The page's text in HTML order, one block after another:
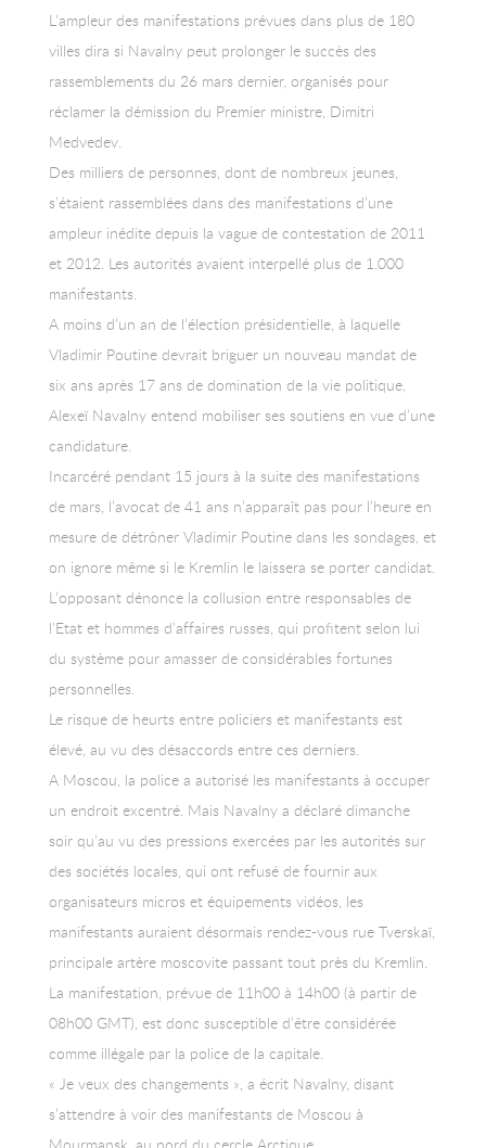
L’ampleur des manifestations prévues dans plus de 180
villes dira si Navalny peut prolonger le succès des
rassemblements du 26 mars dernier, organisés pour
réclamer la démission du Premier ministre, Dimitri
Medvedev.
Des milliers de personnes, dont de nombreux jeunes,
s’étaient rassemblées dans des manifestations d’une
ampleur inédite depuis la vague de contestation de 2011
et 2012. Les autorités avaient interpellé plus de 1.000
manifestants.
A moins d’un an de l’élection présidentielle, à laquelle
Vladimir Poutine devrait briguer un nouveau mandat de
six ans après 17 ans de domination de la vie politique,
Alexeï Navalny entend mobiliser ses soutiens en vue d’une
candidature.
Incarcéré pendant 15 jours à la suite des manifestations
de mars, l’avocat de 41 ans n’apparaît pas pour l’heure en
mesure de détrôner Vladimir Poutine dans les sondages, et
on ignore même si le Kremlin le laissera se porter candidat.
L’opposant dénonce la collusion entre responsables de
l’Etat et hommes d’affaires russes, qui profitent selon lui
du système pour amasser de considérables fortunes
personnelles.
Le risque de heurts entre policiers et manifestants est
élevé, au vu des désaccords entre ces derniers.
A Moscou, la police a autorisé les manifestants à occuper
un endroit excentré. Mais Navalny a déclaré dimanche
soir qu’au vu des pressions exercées par les autorités sur
des sociétés locales, qui ont refusé de fournir aux
organisateurs micros et équipements vidéos, les
manifestants auraient désormais rendez-vous rue Tverskaï,
principale artère moscovite passant tout près du Kremlin.
La manifestation, prévue de 11h00 à 14h00 (à partir de
08h00 GMT), est donc susceptible d’être considérée
comme illégale par la police de la capitale.
« Je veux des changements », a écrit Navalny, disant
s’attendre à voir des manifestants de Moscou à